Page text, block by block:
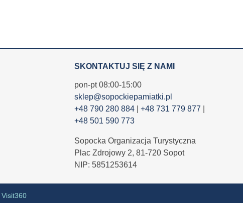
SKONTAKTUJ SIĘ Z NAMI
pon-pt 08:00-15:00
sklep@sopockiepamiatki.pl
+48 790 280 884| +48 731 779 877
+48 501 590 773
Sopocka Organizacja Turystyczna
Plac Zdrojowy 2, 81-720 Sopot
NIP: 5851253614
Visit360